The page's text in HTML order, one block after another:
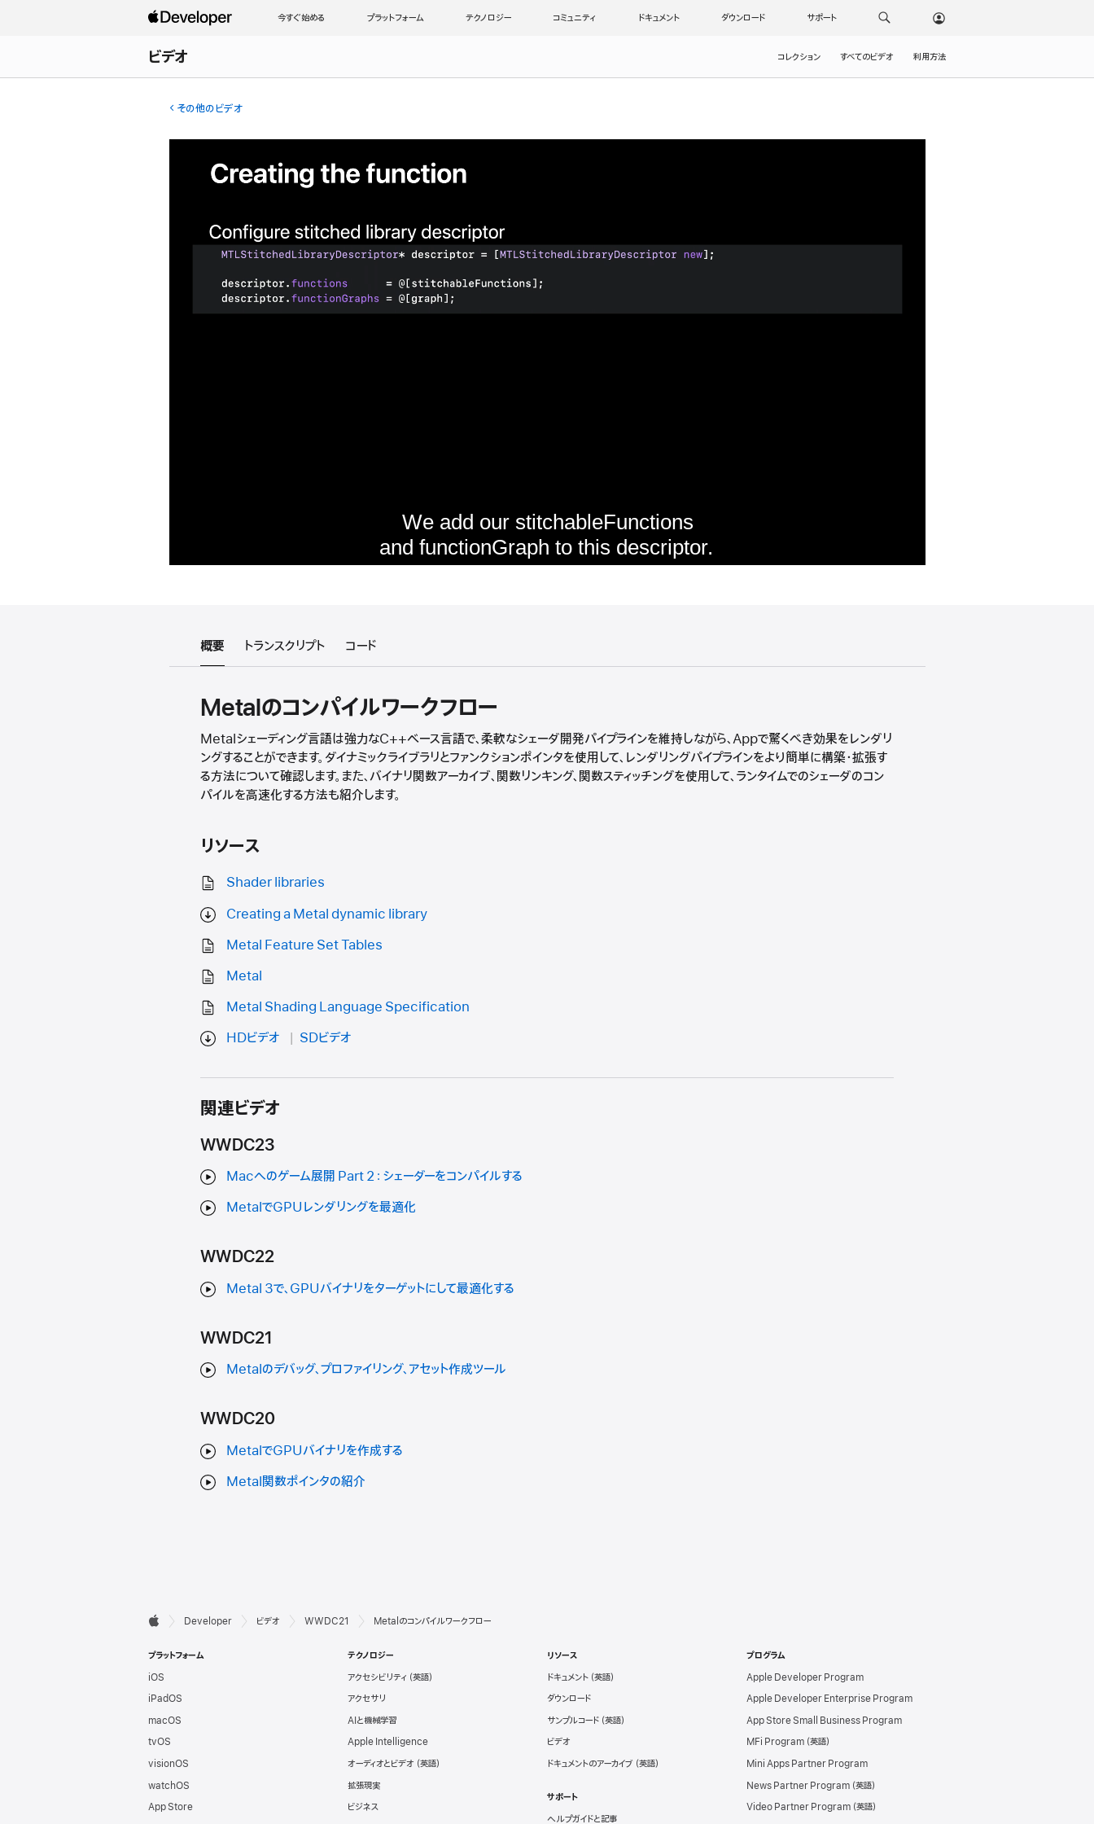
今すぐ始める プラットフォーム テクノロジー コミュニティ ドキュメント ダウンロード サポート
ビデオ コレクション すべてのビデオ 利用方法
その他のビデオ
概要 トランスクリプト コード
Metalのコンパイルワークフロー
Metalシェーディング言語は強力なC++ベース言語で、柔軟なシェーダ開発パイプラインを維持しながら、Appで驚くべき効果をレンダリ
ングすることができます。ダイナミックライブラリとファンクションポインタを使用して、レンダリングパイプラインをより簡単に構築・拡張す
る方法について確認します。また、バイナリ関数アーカイブ、関数リンキング、関数スティッチングを使用して、ランタイムでのシェーダのコン
パイルを高速化する方法も紹介します。
リソース
Shader libraries
Creating a Metal dynamic library
Metal Feature Set Tables
Metal
Metal Shading Language Specification
HDビデオ
SDビデオ
関連ビデオ
WWDC23
Macへのゲーム展開 Part 2：シェーダーをコンパイルする
MetalでGPUレンダリングを最適化
WWDC22
Metal 3で、GPUバイナリをターゲットにして最適化する
WWDC21
Metalのデバッグ、プロファイリング、アセット作成ツール
WWDC20
MetalでGPUバイナリを作成する
Metal関数ポインタの紹介
デ
ベ
ロ
ッ
パ
向

Developer ビデオ WWDC21 Metalのコンパイルワークフロー
プラットフォーム
iOS
iPadOS
macOS
tvOS
visionOS
watchOS
App Store
テクノロジー
アクセシビリティ
アクセサリ
AIと機械学習
Apple Intelligence
オーディオとビデオ
拡張現実
ビジネス
リソース
ドキュメント
ダウンロード
サンプルコード
ビデオ
ドキュメントのアーカイブ
サポート
ヘルプガイドと記事
プログラム
Apple Developer Program
Apple Developer Enterprise Program
App Store Small Business Program
MFi Program
Mini Apps Partner Program
News Partner Program
Video Partner Program